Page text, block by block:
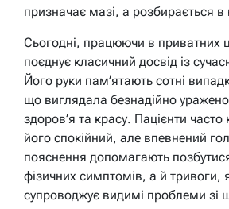
призначає мазі, а розбирається
Сьогодні, працюючи в приватних
поєднує класичний досвід із
Його руки пам’ятають сотні
що виглядала безнадійно
здоров’я та красу. Пацієнти
його спокійний, але впевнений
пояснення допомагають
фізичних симптомів, а й тривоги,
супроводжує видимі проблеми зі